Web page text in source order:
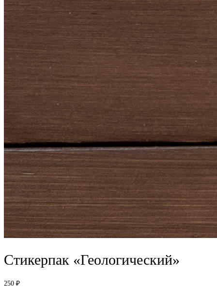
Стикерпак «Геологический»
250 ₽